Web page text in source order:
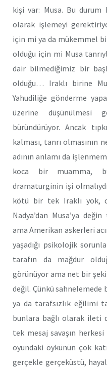
kişi var: Musa. Bu durum
olarak işlemeyi
için mi ya da mükemmel
olduğu için mi Musa
dair bilmediğimiz bir
olduğu… Iraklı birine
Yahudiliğe gönderme
üzerine düşünülmesi
büründürüyor. Ancak
kalması, tanrı olmasının
adının anlamı da
koca bir muamma,
dramaturginin işi
kötü bir tek Iraklı yok,
Nadya’dan Musa’ya
ama Amerikan askerleri
yaşadığı psikolojik
tarafın da mağdur
görünüyor ama net bir
değil. Çünkü
ya da tarafsızlık eğilimi
bunlara bağlı olarak ileti
tek mesaj savaşın
oyundaki öykünün çok
gerçekle gerçeküstü,